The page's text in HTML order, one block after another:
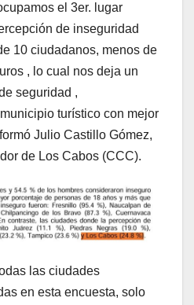
el 3er. lugar
de inseguridad
10 ciudadanos, menos de
, lo cual nos deja un
seguridad ,
turístico con mejor
Julio Castillo Gómez,
de Los Cabos (CCC).
las ciudades
en esta encuesta, solo